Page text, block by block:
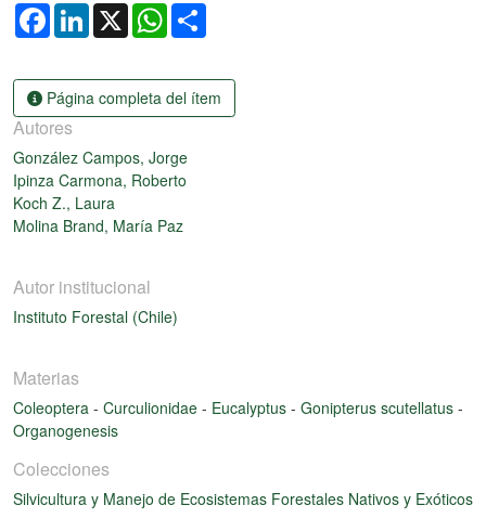
FacebookLinkedIn
X WhatsApp
Página completa del ítem
Autores
González Campos, Jorge
Ipinza Carmona, Roberto
Koch Z., Laura
Molina Brand, María Paz
Autor institucional
Instituto Forestal (Chile)
Materias
Coleoptera - Curculionidae - Eucalyptus - Gonipterus scutellatus -
Organogenesis
Colecciones
Silvicultura y Manejo de Ecosistemas Forestales Nativos y Exóticos